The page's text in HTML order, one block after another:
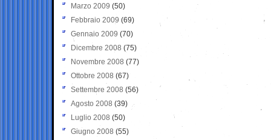
Marzo 2009 (50)
Febbraio 2009 (69)
Gennaio 2009 (70)
Dicembre 2008 (75)
Novembre 2008 (77)
Ottobre 2008 (67)
Settembre 2008 (56)
Agosto 2008 (39)
Luglio 2008 (50)
Giugno 2008 (55)